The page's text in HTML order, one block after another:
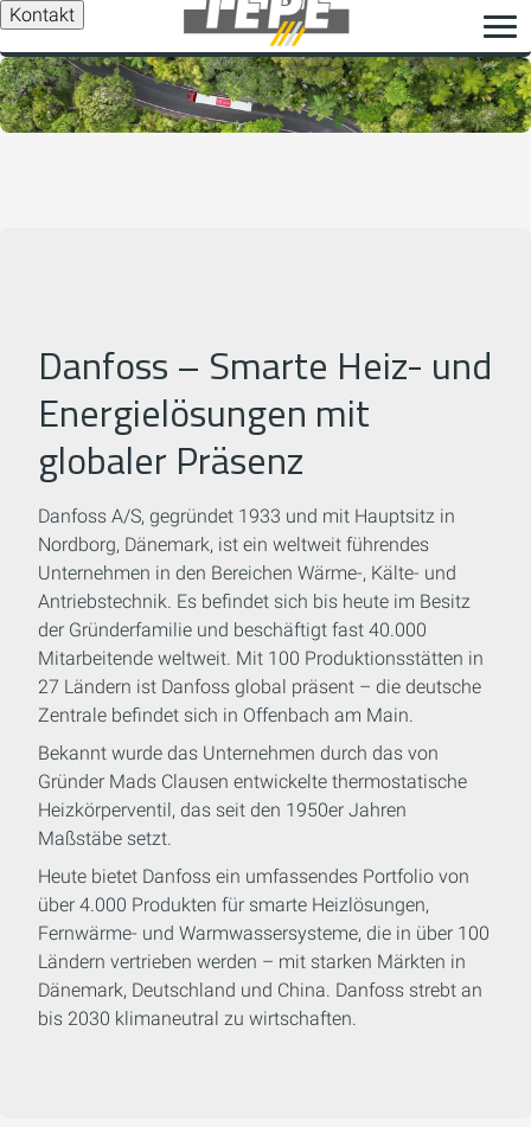
Kontakt
Danfoss – Smarte Heiz- und
Energielösungen mit
globaler Präsenz
Danfoss A/S, gegründet 1933 und mit Hauptsitz in
Nordborg, Dänemark, ist ein weltweit führendes
Unternehmen in den Bereichen Wärme-, Kälte- und
Antriebstechnik. Es befindet sich bis heute im Besitz
der Gründerfamilie und beschäftigt fast 40.000
Mitarbeitende weltweit. Mit 100 Produktionsstätten in
27 Ländern ist Danfoss global präsent – die deutsche
Zentrale befindet sich in Offenbach am Main.
Bekannt wurde das Unternehmen durch das von
Gründer Mads Clausen entwickelte thermostatische
Heizkörperventil, das seit den 1950er Jahren
Maßstäbe setzt.
Heute bietet Danfoss ein umfassendes Portfolio von
über 4.000 Produkten für smarte Heizlösungen,
Fernwärme- und Warmwassersysteme, die in über 100
Ländern vertrieben werden – mit starken Märkten in
Dänemark, Deutschland und China. Danfoss strebt an
bis 2030 klimaneutral zu wirtschaften.